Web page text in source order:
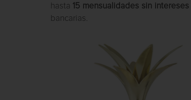
hasta 15 mensualidades sin intereses
bancarias.